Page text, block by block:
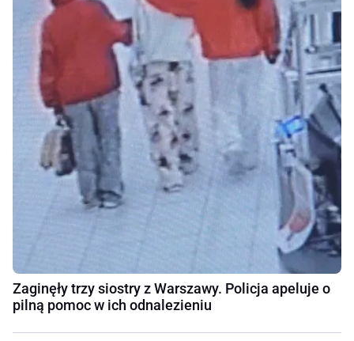
Zaginęły trzy siostry z Warszawy. Policja apeluje o
pilną pomoc w ich odnalezieniu